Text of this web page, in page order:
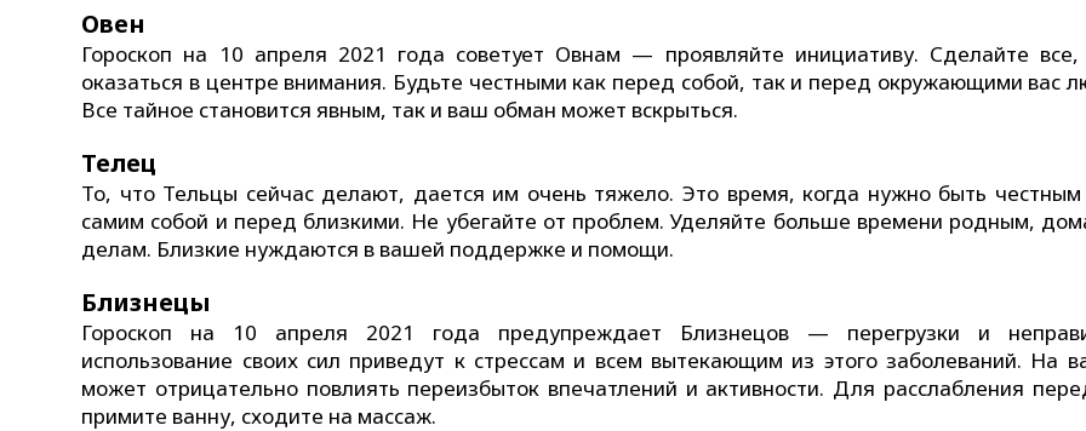
Овен
Гороскоп на 10 апреля 2021 года советует Овнам — проявляйте инициативу. Сделайте
оказаться в центре внимания. Будьте честными как перед собой, так и перед окружающими вас
Все тайное становится явным, так и ваш обман может вскрыться.
Телец
То, что Тельцы сейчас делают, дается им очень тяжело. Это время, когда нужно быть
самим собой и перед близкими. Не убегайте от проблем. Уделяйте больше времени родным,
делам. Близкие нуждаются в вашей поддержке и помощи.
Близнецы
Гороскоп на 10 апреля 2021 года предупреждает Близнецов — перегрузки и
использование своих сил приведут к стрессам и всем вытекающим из этого заболеваний. На
может отрицательно повлиять переизбыток впечатлений и активности. Для расслабления
примите ванну, сходите на массаж.